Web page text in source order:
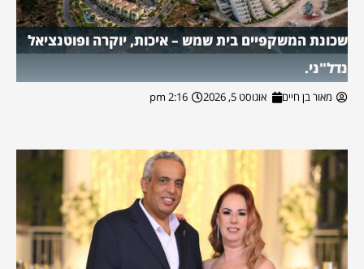
שכונת המשקפיים בית שמש – איכות, יוקרה ופוטנציאל
נדל"ני.
מאור בן חיים אוגוסט 5, 2026 2:16 pm